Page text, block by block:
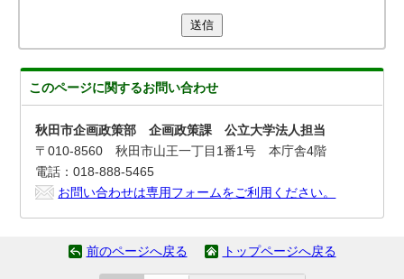
送信
このページに関するお問い合わせ
秋田市企画政策部 企画政策課 公立大学法人担当
〒010-8560 秋田市山王一丁目1番1号 本庁舎4階
電話：018-888-5465
お問い合わせは専用フォームをご利用ください。
前のページへ戻る トップページへ戻る